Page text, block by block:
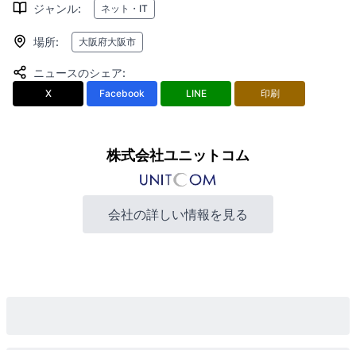
ジャンル: ネット・IT
場所: 大阪府大阪市
ニュースのシェア:
X Facebook LINE 印刷
株式会社ユニットコム
会社の詳しい情報を見る